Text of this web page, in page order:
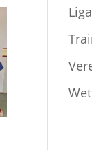
Liga